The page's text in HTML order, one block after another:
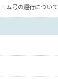
ム号の運行について